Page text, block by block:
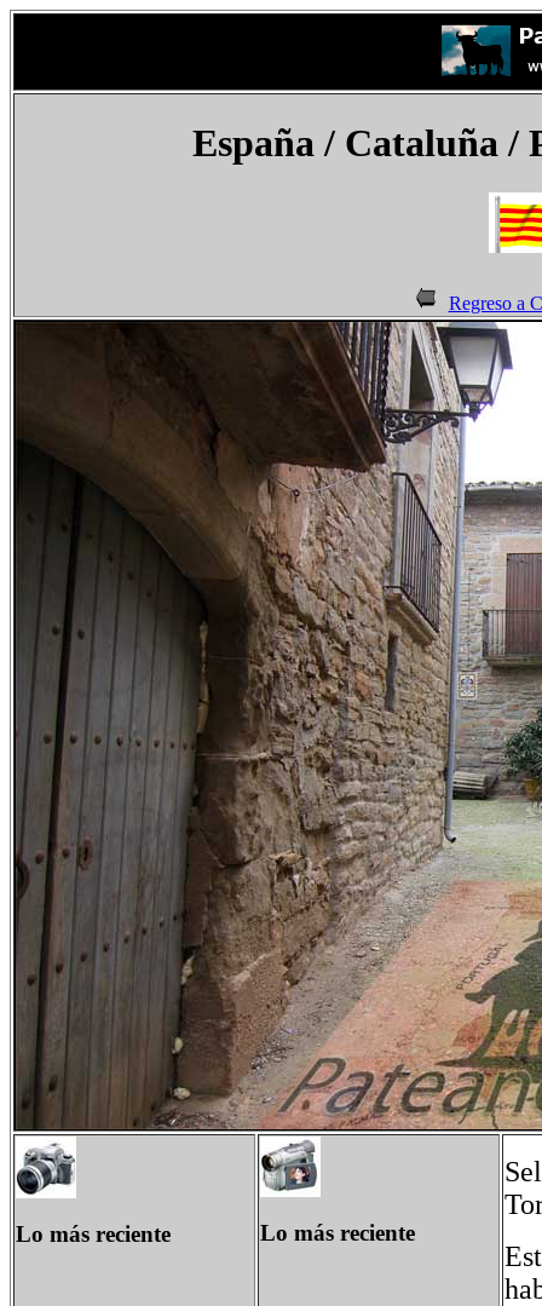
España/ Cataluña /
Regreso a
Lo más reciente Lo más reciente